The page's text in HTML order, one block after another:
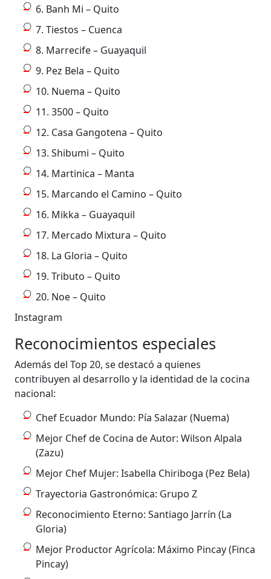
6. Banh Mi – Quito
7. Tiestos – Cuenca
8. Marrecife – Guayaquil
9. Pez Bela – Quito
10. Nuema – Quito
11. 3500 – Quito
12. Casa Gangotena – Quito
13. Shibumi – Quito
14. Martinica – Manta
15. Marcando el Camino – Quito
16. Mikka – Guayaquil
17. Mercado Mixtura – Quito
18. La Gloria – Quito
19. Tributo – Quito
20. Noe – Quito
Instagram
Reconocimientos especiales
Además del Top 20, se destacó a quienes
contribuyen al desarrollo y la identidad de la cocina
nacional:
Chef Ecuador Mundo: Pía Salazar (Nuema)
Mejor Chef de Cocina de Autor: Wilson Alpala
(Zazu)
Mejor Chef Mujer: Isabella Chiriboga (Pez Bela)
Trayectoria Gastronómica: Grupo Z
Reconocimiento Eterno: Santiago Jarrín (La
Gloria)
Mejor Productor Agrícola: Máximo Pincay (Finca
Pincay)